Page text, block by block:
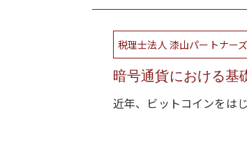
税理士法人 漆山パートナーズ
暗号通貨における基
近年、ビットコインをは